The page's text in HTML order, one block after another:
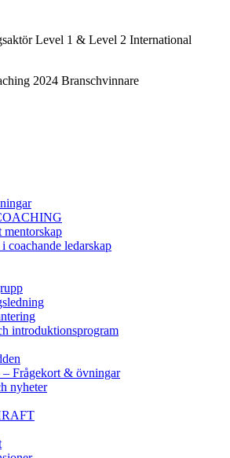
Level 1 & Level 2 International
2024 Branschvinnare
coachande ledarskap
introduktionsprogram
– Frågekort & övningar
nyheter